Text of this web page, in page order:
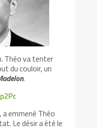
Théo va tenter
du couloir, un
.
a emmené Théo
Le désir a été le